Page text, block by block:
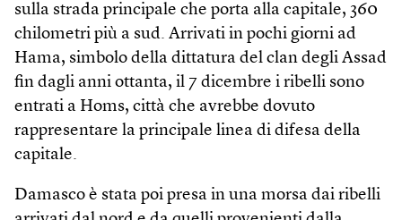
sulla strada principale che porta alla capitale, 360
chilometri più a sud. Arrivati in pochi giorni ad
Hama, simbolo della dittatura del clan degli Assad
fin dagli anni ottanta, il 7 dicembre i ribelli sono
entrati a Homs, città che avrebbe dovuto
rappresentare la principale linea di difesa della
capitale.
Damasco è stata poi presa in una morsa dai ribelli